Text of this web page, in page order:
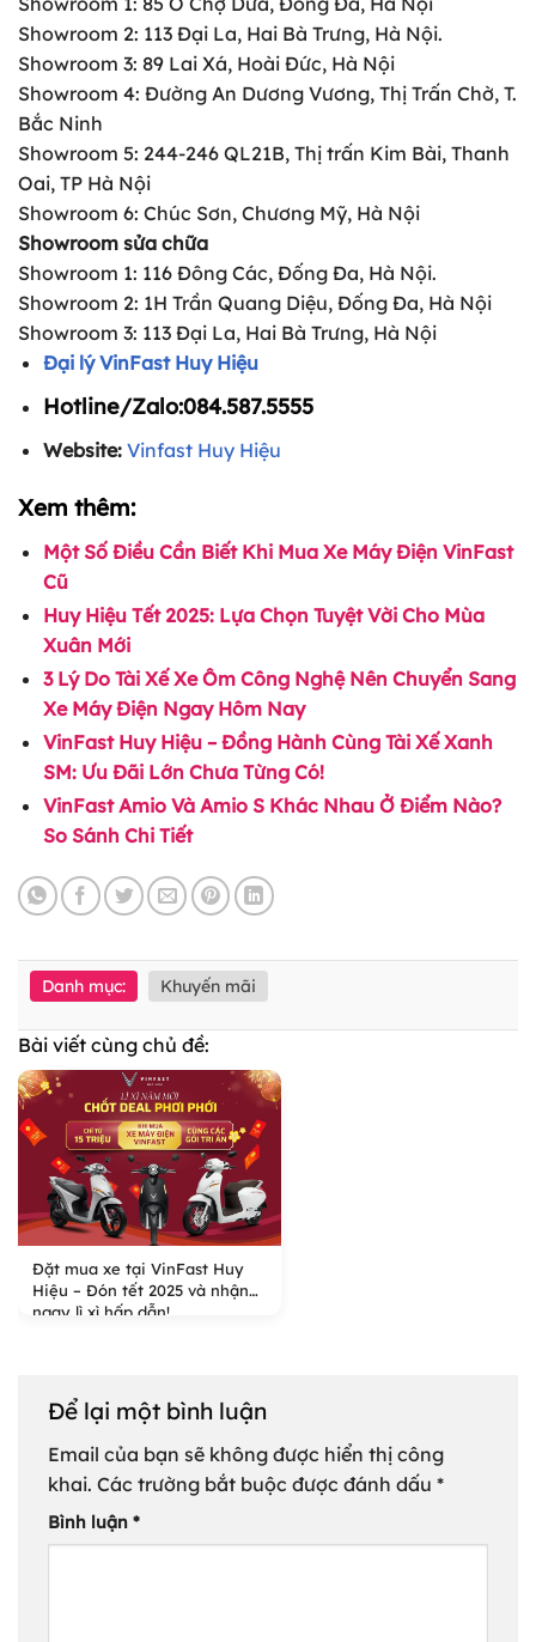
Showroom 2: 113 Đại La, Hai Bà Trưng, Hà Nội.
Showroom 3: 89 Lai Xá, Hoài Đức, Hà Nội
Showroom 4: Đường An Dương Vương, Thị Trấn Chờ, T.
Bắc Ninh
Showroom 5: 244-246 QL21B, Thị trấn Kim Bài, Thanh
Oai, TP Hà Nội
Showroom 6: Chúc Sơn, Chương Mỹ, Hà Nội
Showroom sửa chữa
Showroom 1: 116 Đông Các, Đống Đa, Hà Nội.
Showroom 2: 1H Trần Quang Diệu, Đống Đa, Hà Nội
Showroom 3: 113 Đại La, Hai Bà Trưng, Hà Nội
Đại lý VinFast Huy Hiệu
Hotline/Zalo:084.587.5555
Website: Vinfast Huy Hiệu
Xem thêm:
Một Số Điều Cần Biết Khi Mua Xe Máy Điện VinFast
Cũ
Huy Hiệu Tết 2025: Lựa Chọn Tuyệt Vời Cho Mùa
Xuân Mới
3 Lý Do Tài Xế Xe Ôm Công Nghệ Nên Chuyển Sang
Xe Máy Điện Ngay Hôm Nay
VinFast Huy Hiệu – Đồng Hành Cùng Tài Xế Xanh
SM: Ưu Đãi Lớn Chưa Từng Có!
VinFast Amio Và Amio S Khác Nhau Ở Điểm Nào?
So Sánh Chi Tiết
Danh mục: Khuyến mãi
Bài viết cùng chủ đề:
Đặt mua xe tại VinFast Huy
Hiệu – Đón tết 2025 và nhận
ngay lì xì hấp dẫn!
Để lại một bình luận
Email của bạn sẽ không được hiển thị công
khai. Các trường bắt buộc được đánh dấu *
Bình luận *